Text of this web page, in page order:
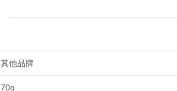
其他品牌
70g